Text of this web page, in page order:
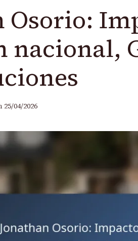
Osorio:
nacional,
25/04/2026